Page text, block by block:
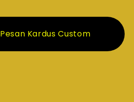
Pesan Kardus Custom